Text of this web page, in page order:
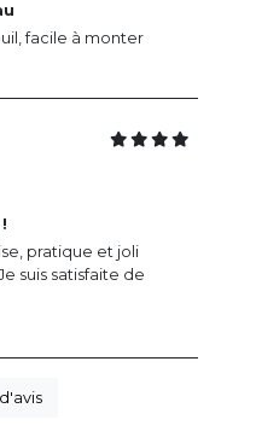
facile à monter
pratique et joli
suis satisfaite de